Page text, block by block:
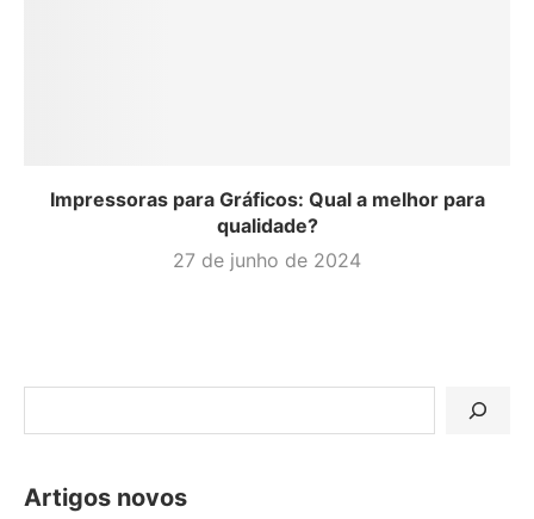
Impressoras para Gráficos: Qual a melhor para
qualidade?
27 de junho de 2024
Artigos novos